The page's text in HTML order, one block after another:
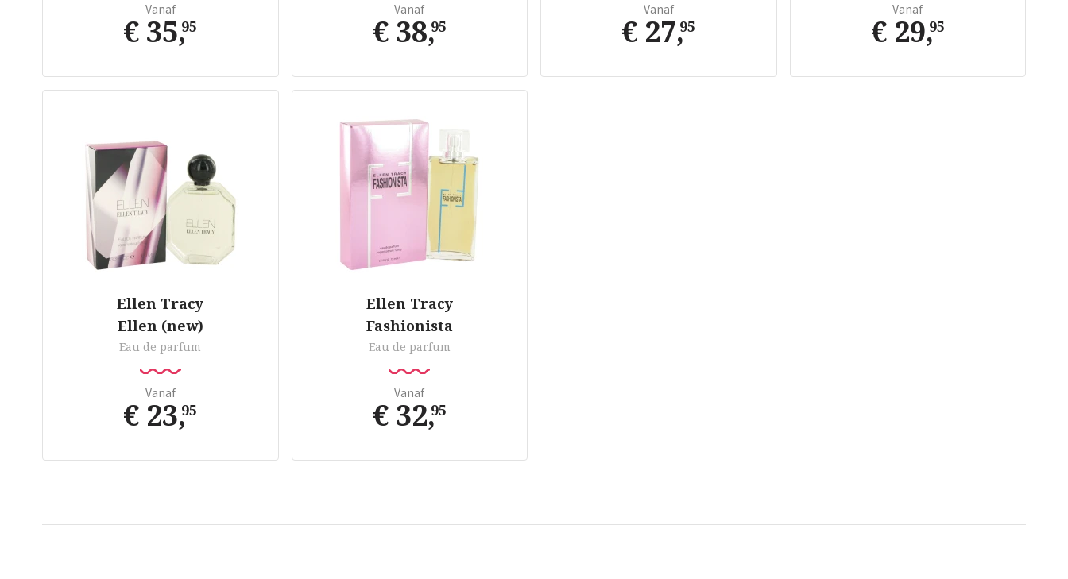
Vanaf
€ 35,95
Vanaf
€ 38,95
Vanaf
€ 27,95
Vanaf
€ 29,95
Ellen Tracy
Ellen (new)
Eau de parfum
Vanaf
€ 23,95
Ellen Tracy
Fashionista
Eau de parfum
Vanaf
€ 32,95